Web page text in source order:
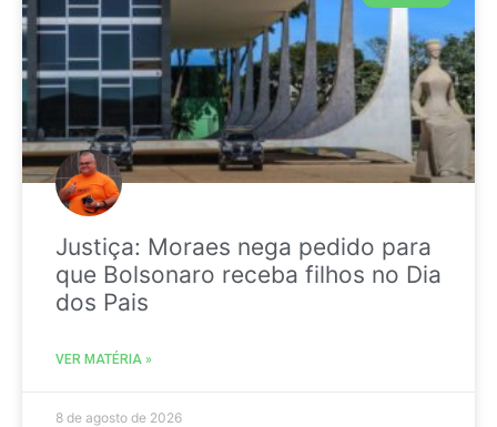
Justiça: Moraes nega pedido para
que Bolsonaro receba filhos no Dia
dos Pais
VER MATÉRIA »
8 de agosto de 2026